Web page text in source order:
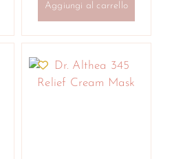
Aggiungi al carrello